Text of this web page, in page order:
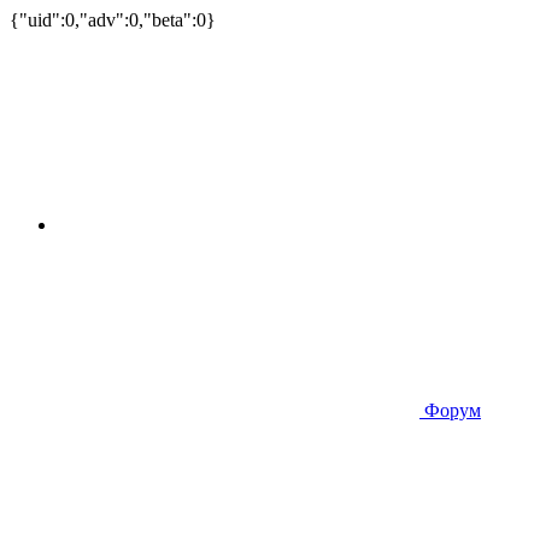
{"uid":0,"adv":0,"beta":0}
Форум